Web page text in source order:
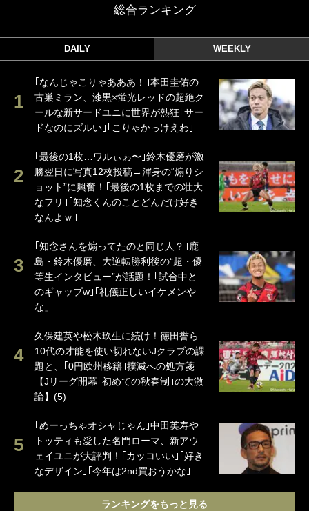
総合ランキング
DAILY WEEKLY
｢なんじゃこりゃあああ！｣本田圭佑の
古巣ミラン、漆黒×蛍光レッドの超絶ク
ールな新サードユニに世界が熱狂｢サー
ドなのにズルい｣｢こりゃかっけえわ｣
｢最後の1枚…ワルぃゎ〜｣鈴木優磨が激
勝翌日に写真12枚投稿→渾身の“煽りシ
ョット”に興奮！｢最後の1枚までの壮大
なフリ｣｢知念くんのことどんだけ好き
なんよｗ｣
｢知念さんを煽ってたのと同じ人？｣鹿
島・鈴木優磨、大逆転勝利後の“超・優
等生インタビュー”が話題！｢試合中と
のギャップw｣｢礼儀正しいイケメンや
な」
久保建英や松木玖生に続け！徳田誉ら
10代の才能を使い切れないJクラブの課
題と、｢0円欧州移籍｣撲滅への処方箋
【Jリーグ開幕｢初めての秋春制｣の大激
論】(5)
｢めーっちゃオシャじゃん｣中田英寿や
トッティも愛した名門ローマ、新アウ
ェイユニが大評判！｢カッコいい｣｢好き
なデザイン｣｢今年は2nd買おうかな｣
ランキングをもっと見る